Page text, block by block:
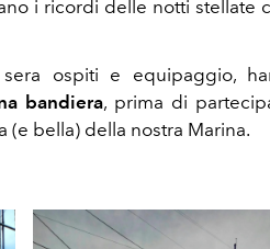
i ricordi delle notti stellate
ospiti e equipaggio,
bandiera, prima di
(e bella) della nostra Marina.